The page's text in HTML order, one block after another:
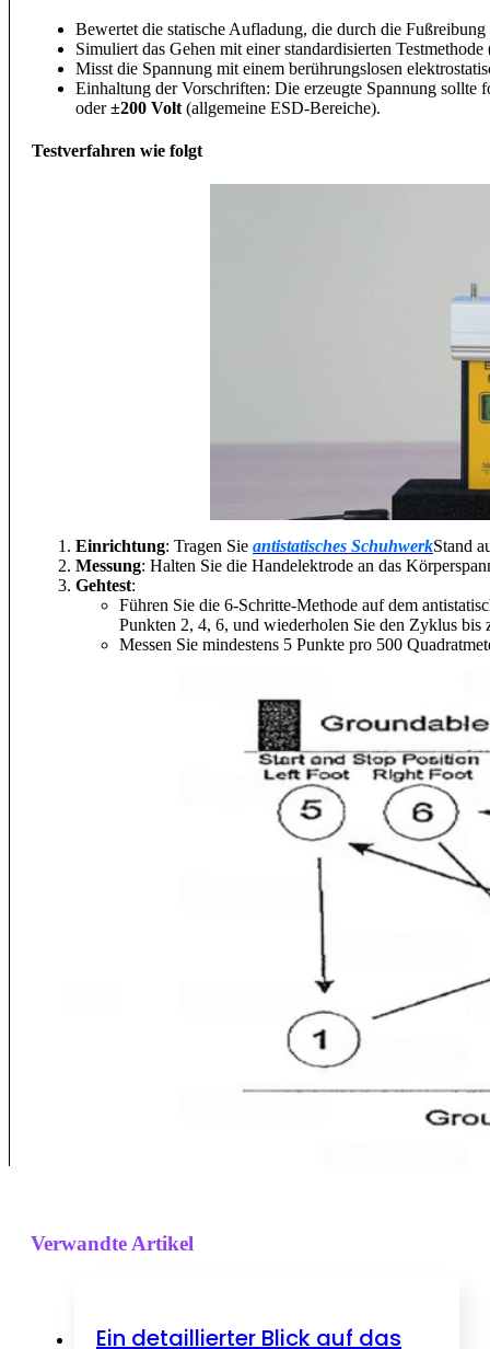
Bewertet die statische Aufladung, die durch die
Simuliert das Gehen mit einer standardisierten
Misst die Spannung mit einem berührungslosen
Einhaltung der Vorschriften: Die erzeugte Spannung sollte
oder±200 Volt (allgemeine ESD-Bereiche).
Testverfahren wie folgt
Einrichtung: Tragen Sie antistatisches SchuhwerkStand
Messung: Halten Sie die Handelektrode an das
Gehtest:
Führen Sie die 6-Schritte-Methode auf dem
Punkten 2, 4, 6, und wiederholen Sie den Zyklus bis
Messen Sie mindestens 5 Punkte pro 500
Verwandte Artikel
Ein detaillierter Blick auf das